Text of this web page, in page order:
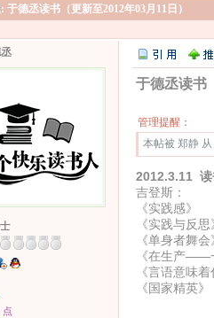
于德丞读书（更新至2012年03月11日）
点
于德丞读书
管理提醒：
本帖被 郑静
2012.3.11 读
吉登斯：
《实践感》
《实践与反思
《单身者舞会
《在生产——
《言语意味着
《国家精英》